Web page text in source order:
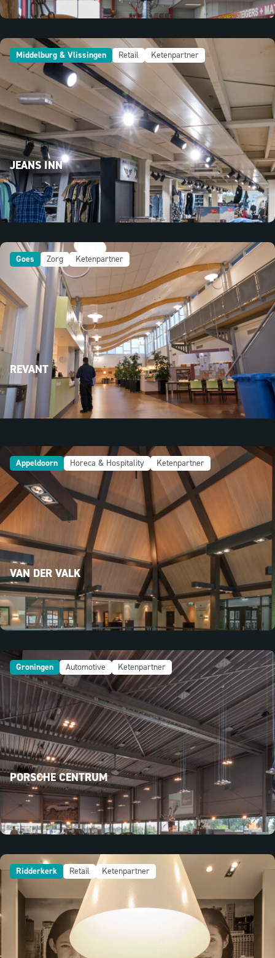
Middelburg & Vlissingen Retail Ketenpartner
JEANS INN
Goes Zorg Ketenpartner
REVANT
Appeldoorn Horeca & Hospitality Ketenpartner
VAN DER VALK
Groningen Automotive Ketenpartner
PORSCHE CENTRUM
Ridderkerk Retail Ketenpartner